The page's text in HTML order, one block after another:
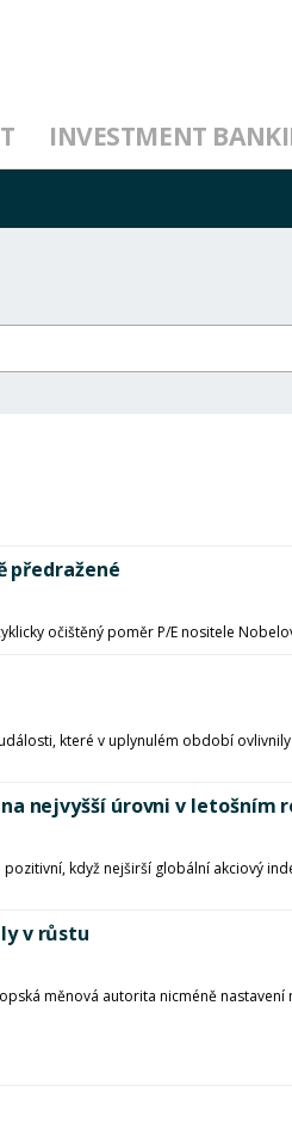
INVESTMENT
předražené
očištěný poměr P/E nositele
které v uplynulém období
na nejvyšší úrovni v letošním
když nejširší globální akciový
v růstu
měnová autorita nicméně